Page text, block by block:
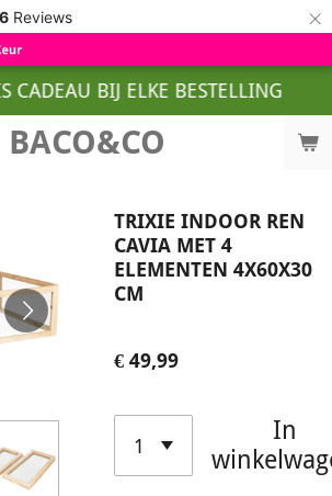
6 Reviews ×
BACO&CO
CADEAU BIJ ELKE BESTELLING
TRIXIE INDOOR REN
CAVIA MET 4
ELEMENTEN 4X60X30
CM
€ 49,99
In